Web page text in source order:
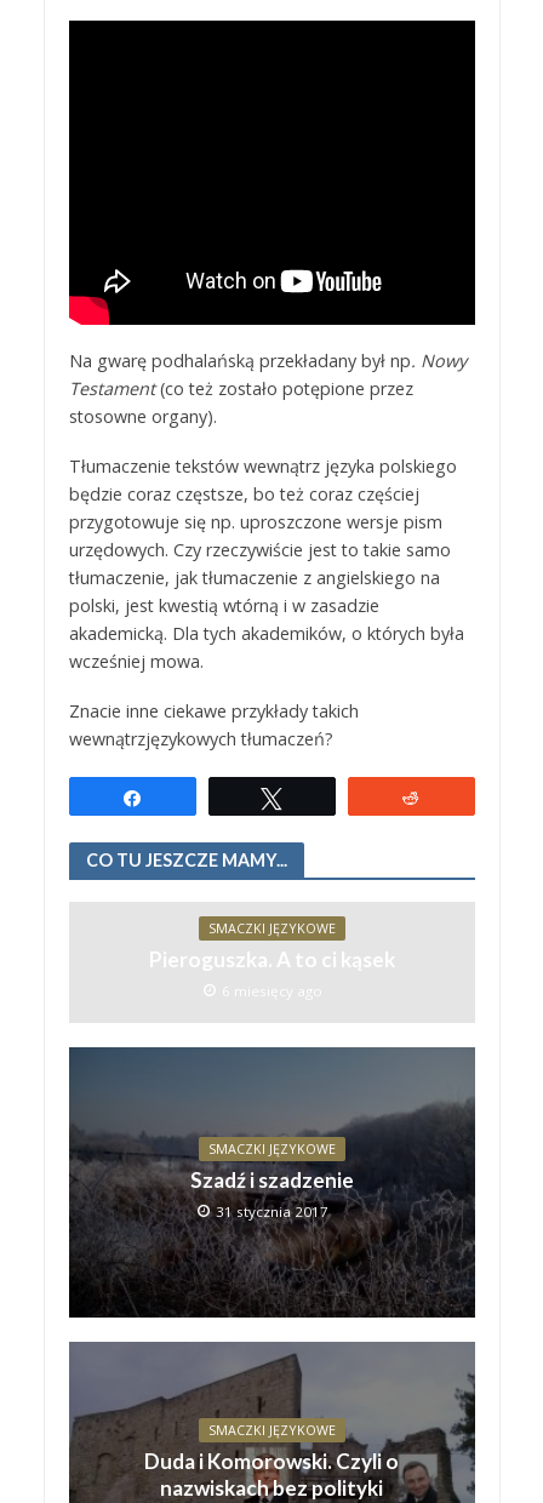
Na gwarę podhalańską przekładany był np. Nowy
Testament(co też zostało potępione przez
stosowne organy).
Tłumaczenie tekstów wewnątrz języka polskiego
będzie coraz częstsze, bo też coraz częściej
przygotowuje się np. uproszczone wersje pism
urzędowych. Czy rzeczywiście jest to takie samo
tłumaczenie, jak tłumaczenie z angielskiego na
polski, jest kwestią wtórną i w zasadzie
akademicką. Dla tych akademików, o których była
wcześniej mowa.
Znacie inne ciekawe przykłady takich
wewnątrzjęzykowych tłumaczeń?
CO TU JESZCZE MAMY...
SMACZKI JĘZYKOWE
Pieroguszka. A to ci kąsek
6 miesięcy ago
SMACZKI JĘZYKOWE
Szadź i szadzenie
31 stycznia 2017
SMACZKI JĘZYKOWE
Duda i Komorowski. Czyli o
nazwiskach bez polityki